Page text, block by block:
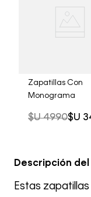
Zapatillas Con
Monograma
$U 4990$U
Descripción
Estas